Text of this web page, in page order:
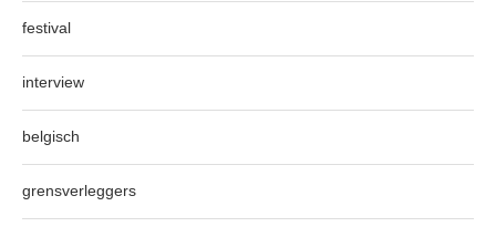
festival
interview
belgisch
grensverleggers